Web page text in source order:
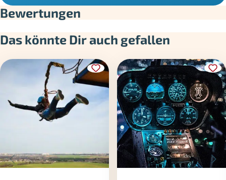
Bewertungen
Das könnte Dir auch gefallen